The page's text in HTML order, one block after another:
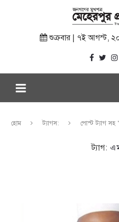
শুক্রবার | ৭ই আগস্ট,
হোম ট্যাগস: পোস্ট ট্যাগ সহ
ট্যাগ: